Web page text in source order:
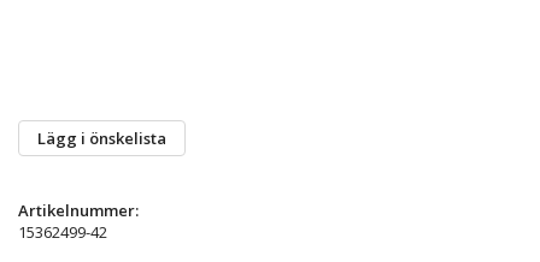
Lägg i önskelista
Artikelnummer:
15362499-42